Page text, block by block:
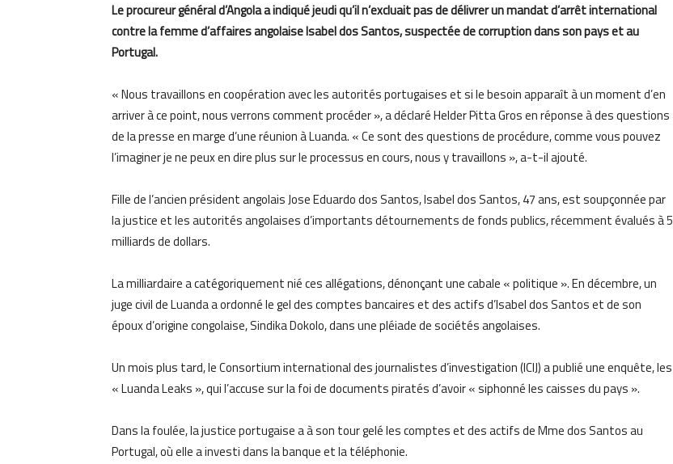
Le procureur général d’Angola a indiqué jeudi qu’il n’excluait pas de délivrer un mandat d’arrêt international
contre la femme d’affaires angolaise Isabel dos Santos, suspectée de corruption dans son pays et au
Portugal.
« Nous travaillons en coopération avec les autorités portugaises et si le besoin apparaît à un moment d’en
arriver à ce point, nous verrons comment procéder », a déclaré Helder Pitta Gros en réponse à des questions
de la presse en marge d’une réunion à Luanda. « Ce sont des questions de procédure, comme vous pouvez
l’imaginer je ne peux en dire plus sur le processus en cours, nous y travaillons », a-t-il ajouté.
Fille de l’ancien président angolais Jose Eduardo dos Santos, Isabel dos Santos, 47 ans, est soupçonnée par
la justice et les autorités angolaises d’importants détournements de fonds publics, récemment évalués à 5
milliards de dollars.
La milliardaire a catégoriquement nié ces allégations, dénonçant une cabale « politique ». En décembre, un
juge civil de Luanda a ordonné le gel des comptes bancaires et des actifs d’Isabel dos Santos et de son
époux d’origine congolaise, Sindika Dokolo, dans une pléiade de sociétés angolaises.
Un mois plus tard, le Consortium international des journalistes d’investigation (ICIJ) a publié une enquête, les
« Luanda Leaks », qui l’accuse sur la foi de documents piratés d’avoir « siphonné les caisses du pays ».
Dans la foulée, la justice portugaise a à son tour gelé les comptes et des actifs de Mme dos Santos au
Portugal, où elle a investi dans la banque et la téléphonie.